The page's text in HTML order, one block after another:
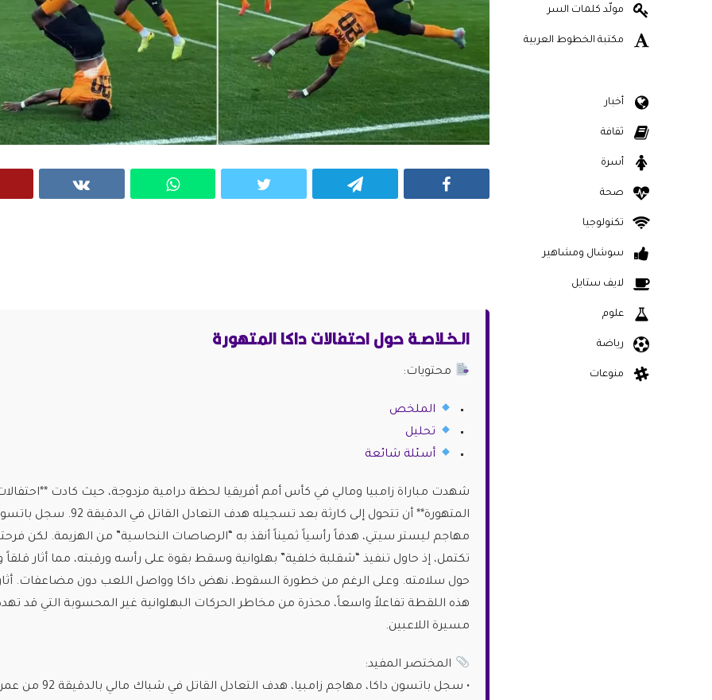
الـخـلاصـة حول احتفالات داكا المتهورة
محتويات:
الملخص
تحليل
أسئلة شائعة
شهدت مباراة زامبيا ومالي في كأس أمم أفريقيا لحظة درامية مزدوجة، حيث كادت
المتهورة** أن تتحول إلى كارثة بعد تسجيله هدف التعادل القاتل
مهاجم ليستر سيتي، هدفاً رأسياً ثميناً أنقذ به “الرصاصات النحاسية” من الهزيمة. لكن
تكتمل، إذ حاول تنفيذ “شقلبة خلفية” بهلوانية وسقط بقوة على رأسه ورقبته، مما أثار قلقاً
حول سلامته. وعلى الرغم من خطورة السقوط، نهض داكا وواصل اللعب دون مضاعفات.
هذه اللقطة تفاعلاً واسعاً، محذرة من مخاطر الحركات البهلوانية غير المحسوبة التي قد
مسيرة اللاعبين.
المختصر المفيد:
• سجل باتسون داكا، مهاجم زامبيا، هدف التعادل القاتل في شباك مالي بالدقيقة 92
مولّد كلمات السر
مكتبة الخطوط العربية
أخبار
ثقافة
أسرة
صحة
تكنولوجيا
سوشال ومشاهير
لايف ستايل
علوم
رياضة
منوعات